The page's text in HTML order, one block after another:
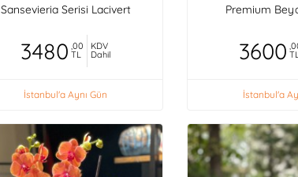
Sansevieria Serisi Lacivert
3480 ,00
TL
KDV
Dahil
İstanbul'a Aynı Gün
Premium
3600
İstanbul'a